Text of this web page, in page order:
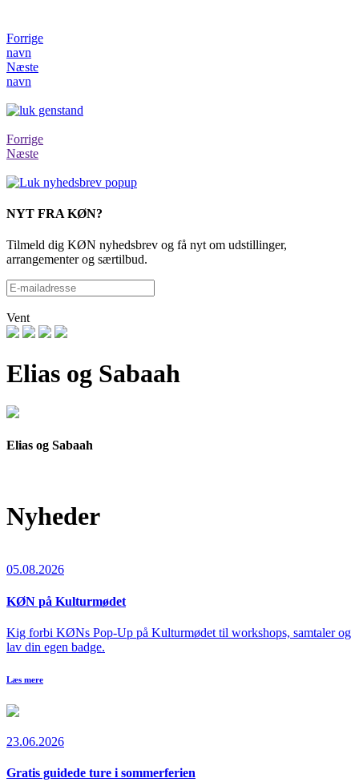
Forrige
navn
Næste
navn
Forrige
Næste
NYT FRA KØN?
Tilmeld dig KØN nyhedsbrev og få nyt om udstillinger,
arrangementer og særtilbud.
Vent
Elias og Sabaah
Elias og Sabaah
Nyheder
05.08.2026
KØN på Kulturmødet
Kig forbi KØNs Pop-Up på Kulturmødet til workshops, samtaler og
lav din egen badge.
Læs mere
23.06.2026
Gratis guidede ture i sommerferien